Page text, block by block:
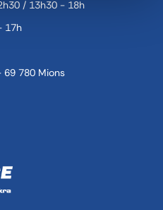
/ 13h30 - 18h
17h
69 780 Mions